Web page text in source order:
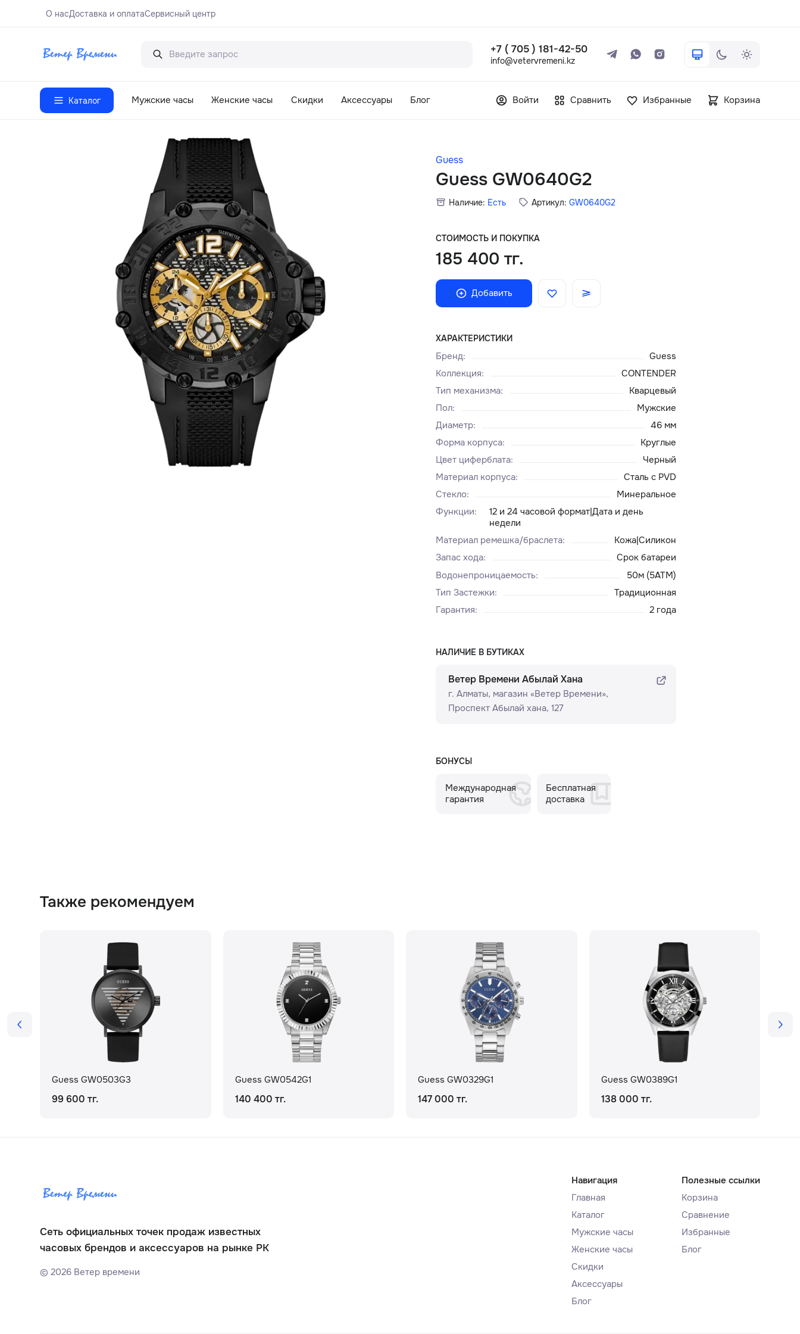
О насДоставка и оплатаСервисный центр
+7 ( 705 ) 181-42-50
info@vetervremeni.kz
Каталог Мужские часы Женские часы Скидки Аксессуары Блог Войти Сравнить Избранные Корзина
Guess
Guess GW0640G2
Наличие: Есть Артикул: GW0640G2
СТОИМОСТЬ И ПОКУПКА
185 400 тг.
Добавить
ХАРАКТЕРИСТИКИ
Бренд:
Guess
Коллекция:
CONTENDER
Тип механизма:
Кварцевый
Пол:
Мужские
Диаметр:
46 мм
Форма корпуса:
Круглые
Цвет циферблата:
Черный
Материал корпуса:
Сталь с PVD
Стекло:
Минеральное
Функции:
12 и 24 часовой формат|Дата и день
недели
Материал ремешка/браслета:
Кожа|Силикон
Запас хода:
Срок батареи
Водонепроницаемость:
50м (5ATM)
Тип Застежки:
Традиционная
Гарантия: 2 года
НАЛИЧИЕ В БУТИКАХ
Ветер Времени Абылай Хана
г. Алматы, ​магазин «Ветер Времени»​,
Проспект Абылай хана, 127
БОНУСЫ
Международная
гарантия
Бесплатная
доставка
Также рекомендуем
Guess GW0503G3
99 600 тг.
Guess GW0542G1
140 400 тг.
Guess GW0329G1
147 000 тг.
Guess GW0389G1
138 000 тг.
Сеть официальных точек продаж известных
часовых брендов и аксессуаров на рынке РК
©2026 Ветер времени
Навигация
Главная
Каталог
Мужские часы
Женские часы
Скидки
Аксессуары
Блог
Полезные ссылки
Корзина
Сравнение
Избранные
Блог
+7 ( 705 ) 181-42-50
Каталог
Главная
Доставка и оплата
Сервисный центр